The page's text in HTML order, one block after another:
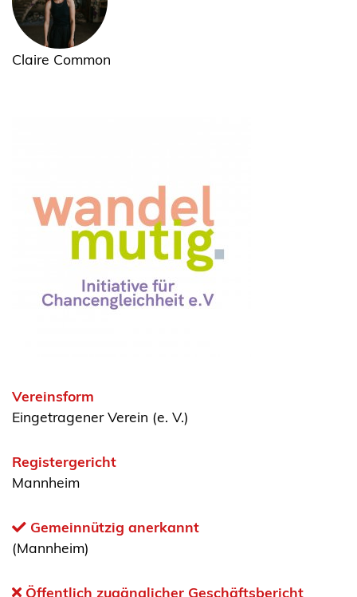
Claire Common
Vereinsform
Eingetragener Verein (e. V.)
Registergericht
Mannheim
Gemeinnützig anerkannt
(Mannheim)
Öffentlich zugänglicher Geschäftsbericht